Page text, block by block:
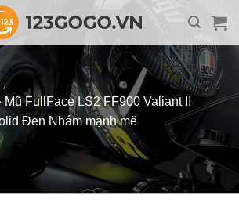
Mũ FullFace LS2 FF900 Valiant II
Đen Nhám mạnh mẽ